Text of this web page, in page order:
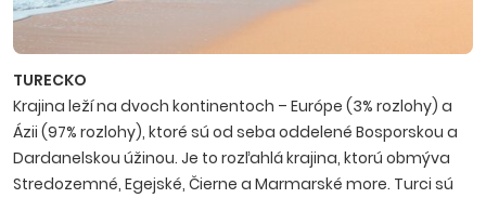
TURECKO
Krajina leží na dvoch kontinentoch – Európe (3% rozlohy) a
Ázii (97% rozlohy), ktoré sú od seba oddelené Bosporskou a
Dardanelskou úžinou. Je to rozľahlá krajina, ktorú obmýva
Stredozemné, Egejské, Čierne a Marmarské more. Turci sú